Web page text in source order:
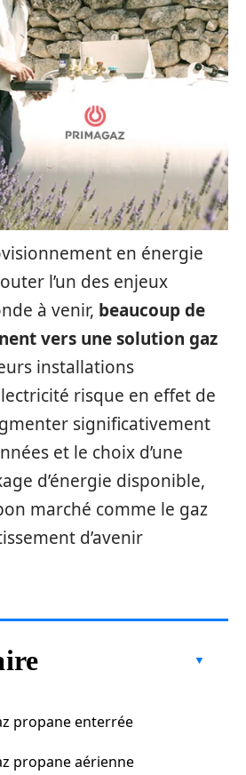
en énergie
l’un des enjeux
à venir, beaucoup de
vers une solution gaz
installations
risque en effet de
significativement
et le choix d’une
d’énergie disponible,
marché comme le gaz
d’avenir
propane enterrée
propane aérienne